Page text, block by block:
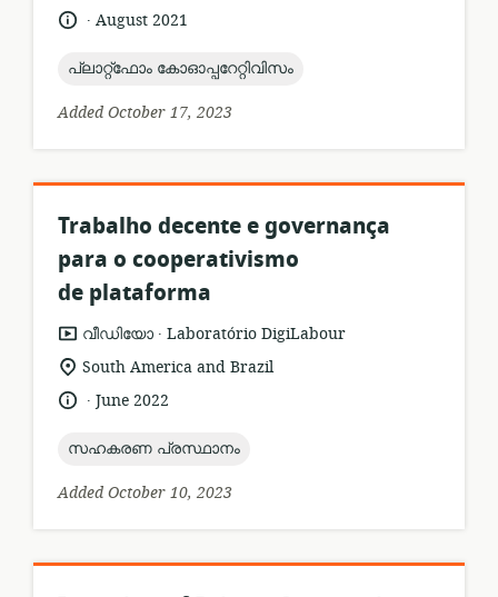
relevance:
language:
.
dateAugust 2021
topic:
പ്ലാറ്റ്ഫോം കോഓപ്പറേറ്റിവിസം
Added October 17, 2023
Trabalho decente e governança
para o cooperativismo
de plataforma
resource
format:
വീഡിയോ .
publisher:
Laboratório DigiLabour
location
relevance:
South America and Brazil
language:
.
dateJune 2022
topic:
സഹകരണ പ്രസ്ഥാനം
Added October 10, 2023